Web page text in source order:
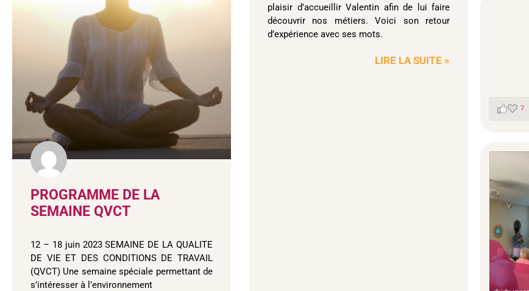
PROGRAMME DE LA
SEMAINE QVCT
12 – 18 juin 2023 SEMAINE DE LA QUALITE
DE VIE ET DES CONDITIONS DE TRAVAIL
(QVCT) Une semaine spéciale permettant de
s’intéresser à l’environnement
plaisir d’accueillir Valentin afin de lui faire
découvrir nos métiers. Voici son retour
d’expérience avec ses mots.
LIRE LA SUITE »
7